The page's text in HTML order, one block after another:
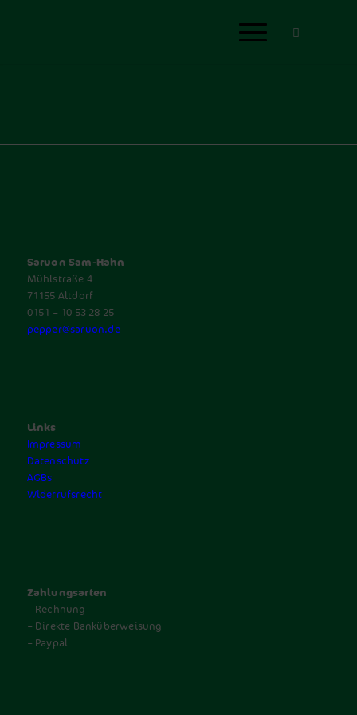
Saruon Sam-Hahn
Mühlstraße 4
71155 Altdorf
0151 – 10 53 28 25
pepper@saruon.de
Links
Impressum
Datenschutz
AGBs
Widerrufsrecht
Zahlungsarten
– Rechnung
– Direkte Banküberweisung
– Paypal